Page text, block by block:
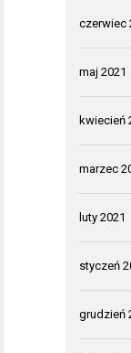
czerwiec
maj 2021
kwiecień
marzec
luty 2021
styczeń
grudzień